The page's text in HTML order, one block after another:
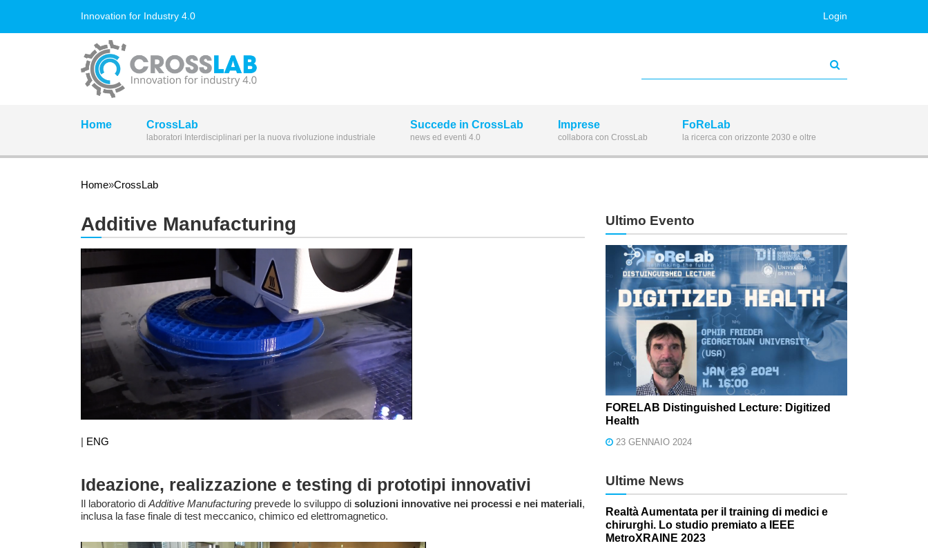
Innovation for Industry 4.0 Login
Home CrossLab
laboratori Interdisciplinari per la nuova rivoluzione industriale
Succede in CrossLab
news ed eventi 4.0
Imprese
collabora con CrossLab
FoReLab
la ricerca con orizzonte 2030 e oltre
Tu sei qui
Home»CrossLab
Additive Manufacturing
| ENG
Ideazione, realizzazione e testing di prototipi innovativi
Il laboratorio di Additive Manufacturing prevede lo sviluppo di soluzioni innovative nei processi e nei materiali,
inclusa la fase finale di test meccanico, chimico ed elettromagnetico.
Ultimo Evento
FORELAB Distinguished Lecture: Digitized
Health
23 GENNAIO 2024
Ultime News
Realtà Aumentata per il training di medici e
chirurghi. Lo studio premiato a IEEE
MetroXRAINE 2023